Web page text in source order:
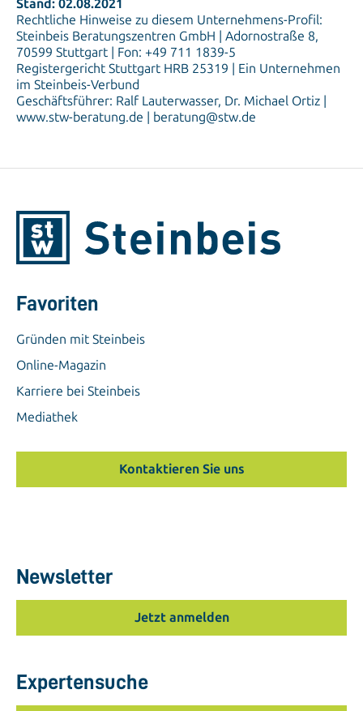
Stand: 02.08.2021
Rechtliche Hinweise zu diesem Unternehmens-Profil:
Steinbeis Beratungszentren GmbH | Adornostraße 8,
70599 Stuttgart | Fon: +49 711 1839-5
Registergericht Stuttgart HRB 25319 | Ein Unternehmen
im Steinbeis-Verbund
Geschäftsführer: Ralf Lauterwasser, Dr. Michael Ortiz |
www.stw-beratung.de | beratung@stw.de
Favoriten
Gründen mit Steinbeis
Online-Magazin
Karriere bei Steinbeis
Mediathek
Kontaktieren Sie uns
Newsletter
Jetzt anmelden
Expertensuche